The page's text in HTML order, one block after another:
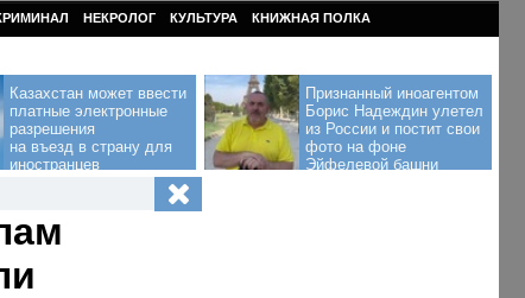
НЕКРОЛОГ КУЛЬТУРА КНИЖНАЯ ПОЛКА
Казахстан может ввести
платные электронные
разрешения
на въезд в страну для
иностранцев
Признанный иноагентом
Борис Надеждин улетел
из России и постит свои
фото на фоне
Эйфелевой башни